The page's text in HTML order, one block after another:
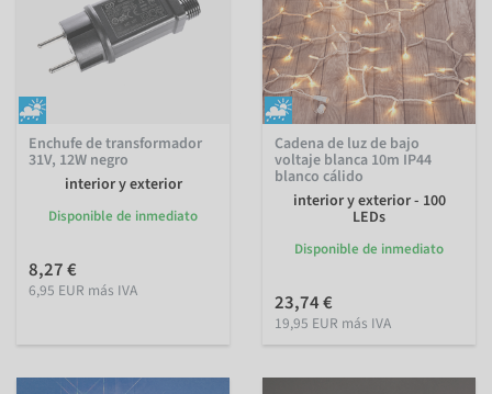
Enchufe de transformador
31V, 12W negro
interior y exterior
Disponible de inmediato
8,27 €
6,95 EUR más IVA
Cadena de luz de bajo
voltaje blanca 10m IP44
blanco cálido
interior y exterior - 100
LEDs
Disponible de inmediato
23,74 €
19,95 EUR más IVA